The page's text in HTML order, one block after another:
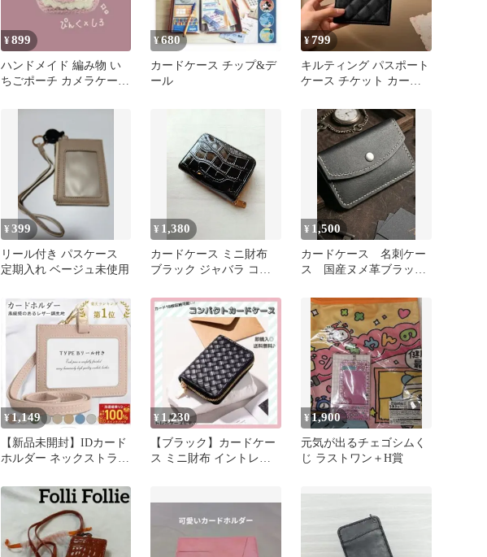
¥899
ハンドメイド 編み物 い
ちごポーチ カメラケース
物入れ
¥680
カードケース チップ&デ
ール
¥799
キルティング パスポート
ケース チケット カード
¥399
リール付き パスケース
定期入れ ベージュ未使用
¥ 1,380
カードケース ミニ財布
ブラック ジャバラ コン
¥ 1,500
カードケース 名刺ケー
ス 国産ヌメ革ブラッ
ース
¥1,149
【新品未開封】IDカード
ホルダー ネックストラッ
ュ
¥ 1,230
【ブラック】カードケー
ス ミニ財布 イントレチ
¥1,900
元気が出るチェゴシムく
じ ラストワン＋H賞